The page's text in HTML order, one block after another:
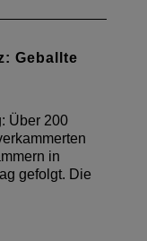
Geballte
Über 200
in
gefolgt. Die